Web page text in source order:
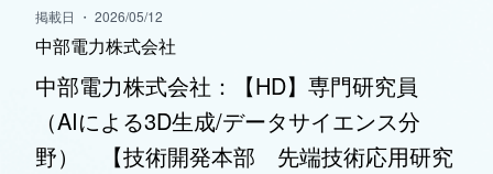
掲載日 ・ 2026/05/12
中部電力株式会社
中部電力株式会社：【HD】専門研究員
（AIによる3D生成/データサイエンス分
野） 【技術開発本部 先端技術応用研究